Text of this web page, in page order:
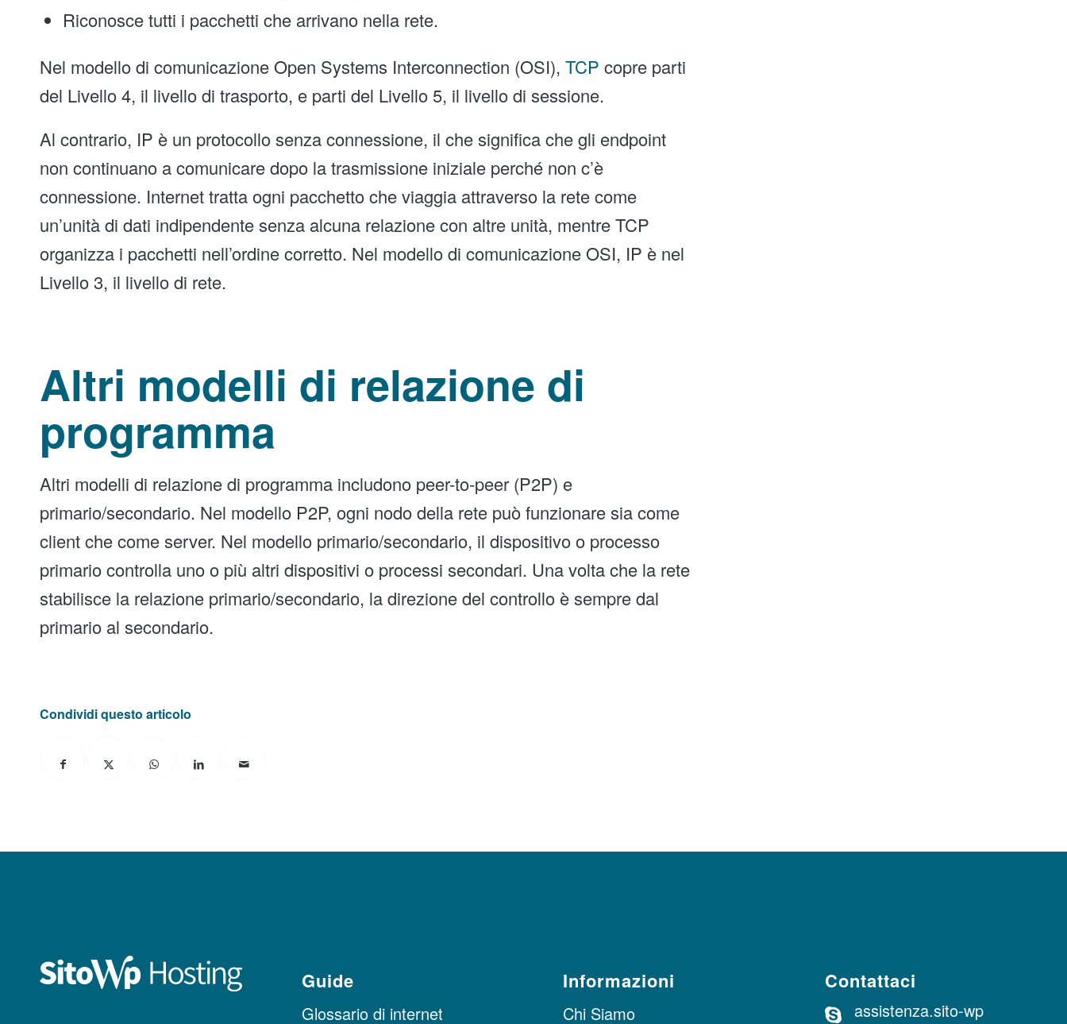
Riconosce tutti i pacchetti che arrivano nella rete.
Nel modello di comunicazione Open Systems Interconnection (OSI), TCP copre parti
del Livello 4, il livello di trasporto, e parti del Livello 5, il livello di sessione.
Al contrario, IP è un protocollo senza connessione, il che significa che gli endpoint
non continuano a comunicare dopo la trasmissione iniziale perché non c’è
connessione. Internet tratta ogni pacchetto che viaggia attraverso la rete come
un’unità di dati indipendente senza alcuna relazione con altre unità, mentre TCP
organizza i pacchetti nell’ordine corretto. Nel modello di comunicazione OSI, IP è nel
Livello 3, il livello di rete.
Altri modelli di relazione di
programma
Altri modelli di relazione di programma includono peer-to-peer (P2P) e
primario/secondario. Nel modello P2P, ogni nodo della rete può funzionare sia come
client che come server. Nel modello primario/secondario, il dispositivo o processo
primario controlla uno o più altri dispositivi o processi secondari. Una volta che la rete
stabilisce la relazione primario/secondario, la direzione del controllo è sempre dal
primario al secondario.
Condividi questo articolo
Guide
Glossario di internet
Informazioni
Chi Siamo
Contattaci
assistenza.sito-wp